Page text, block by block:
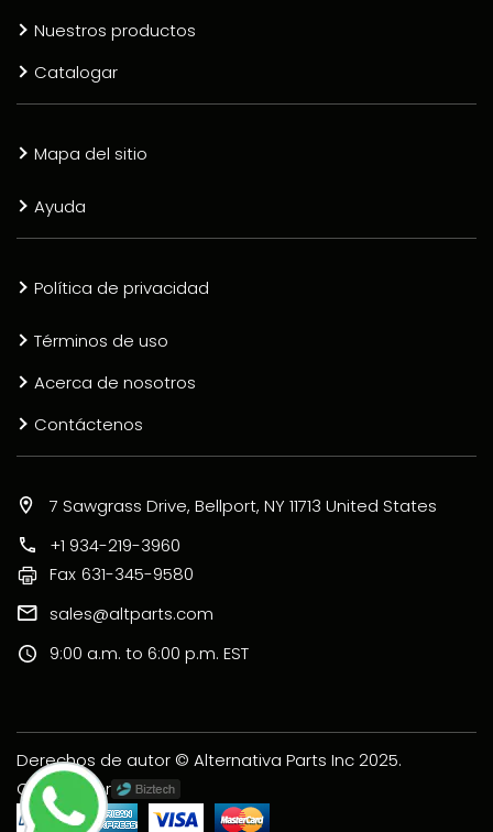
Nuestros productos
Catalogar
Mapa del sitio
Ayuda
Política de privacidad
Términos de uso
Acerca de nosotros
Contáctenos
7 Sawgrass Drive, Bellport, NY 11713 United States
+1 934-219-3960
Fax 631-345-9580
sales@altparts.com
9:00 a.m. to 6:00 p.m. EST
Derechos de autor © Alternativa Parts Inc 2025.
Creado por